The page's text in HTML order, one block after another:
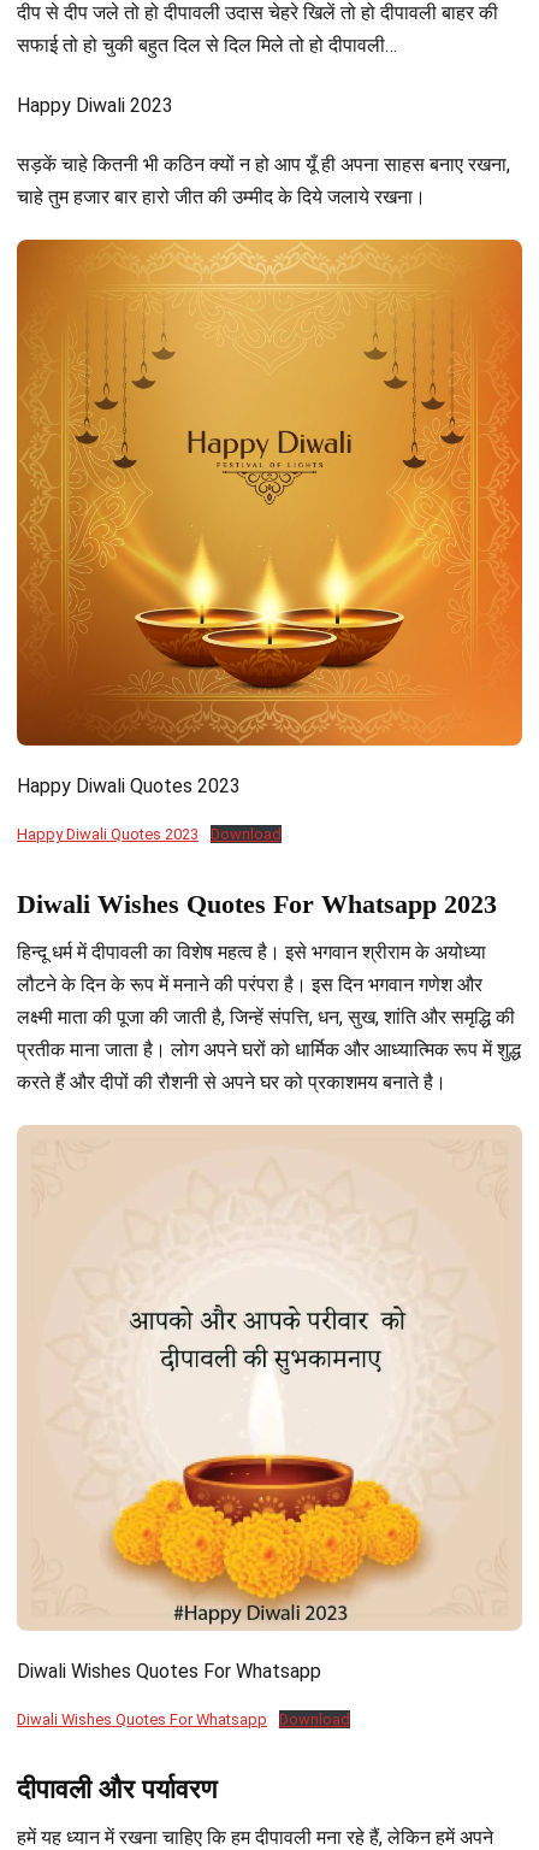
दीप से दीप जले तो हो दीपावली उदास चेहरे खिलें तो हो दीपावली बाहर की
सफाई तो हो चुकी बहुत दिल से दिल मिले तो हो दीपावली…
Happy Diwali 2023
सड़कें चाहे कितनी भी कठिन क्यों न हो आप यूँ ही अपना साहस बनाए रखना,
चाहे तुम हजार बार हारो जीत की उम्मीद के दिये जलाये रखना।
Happy Diwali Quotes 2023
Happy Diwali Quotes 2023 Download
Diwali Wishes Quotes For Whatsapp 2023
हिन्दू धर्म में दीपावली का विशेष महत्व है। इसे भगवान श्रीराम के अयोध्या
लौटने के दिन के रूप में मनाने की परंपरा है। इस दिन भगवान गणेश और
लक्ष्मी माता की पूजा की जाती है, जिन्हें संपत्ति, धन, सुख, शांति और समृद्धि की
प्रतीक माना जाता है। लोग अपने घरों को धार्मिक और आध्यात्मिक रूप में शुद्ध
करते हैं और दीपों की रौशनी से अपने घर को प्रकाशमय बनाते है।
Diwali Wishes Quotes For Whatsapp
Diwali Wishes Quotes For Whatsapp Download
दीपावली और पर्यावरण
हमें यह ध्यान में रखना चाहिए कि हम दीपावली मना रहे हैं, लेकिन हमें अपने